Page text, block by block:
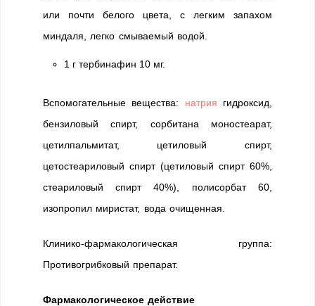
или почти белого цвета, с легким запахом
миндаля, легко смываемый водой.
1 г тербинафин 10 мг.
Вспомогательные вещества: натрия гидроксид,
бензиловый спирт, сорбитана моностеарат,
цетилпальмитат, цетиловый спирт,
цетостеариловый спирт (цетиловый спирт 60%,
стеариловый спирт 40%), полисорбат 60,
изопропил миристат, вода очищенная.
Клинико-фармакологическая группа:
Противогрибковый препарат.
Фармакологическое действие